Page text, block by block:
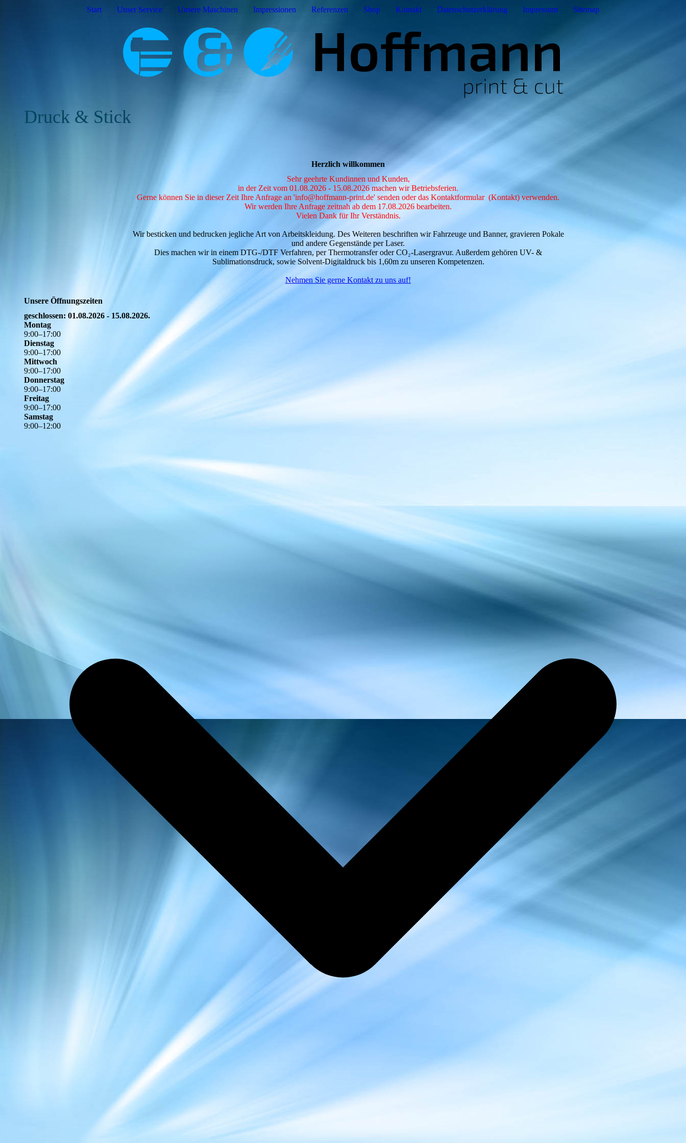
Start Unser Service Unsere Maschinen Impressionen Referenzen Shop Kontakt Datenschutzerklärung Impressum Sitemap
Druck & Stick
Herzlich willkommen
Sehr geehrte Kundinnen und Kunden,
in der Zeit vom 01.08.2026 - 15.08.2026 machen wir Betriebsferien.
Gerne können Sie in dieser Zeit Ihre Anfrage an 'info@hoffmann-print.de' senden oder das Kontaktformular (Kontakt) verwenden.
Wir werden Ihre Anfrage zeitnah ab dem 17.08.2026 bearbeiten.
Vielen Dank für Ihr Verständnis.
Wir besticken und bedrucken jegliche Art von Arbeitskleidung. Des Weiteren beschriften wir Fahrzeuge und Banner, gravieren Pokale
und andere Gegenstände per Laser.
Dies machen wir in einem DTG-/DTF Verfahren, per Thermotransfer oder CO₂-Lasergravur. Außerdem gehören UV- &
Sublimationsdruck, sowie Solvent-Digitaldruck bis 1,60m zu unseren Kompetenzen.
Nehmen Sie gerne Kontakt zu uns auf!
Unsere Öffnungszeiten
geschlossen: 01.08.2026 - 15.08.2026.
Montag
9:00–17:00
Dienstag
9:00–17:00
Mittwoch
9:00–17:00
Donnerstag
9:00–17:00
Freitag
9:00–17:00
Samstag
9:00–12:00